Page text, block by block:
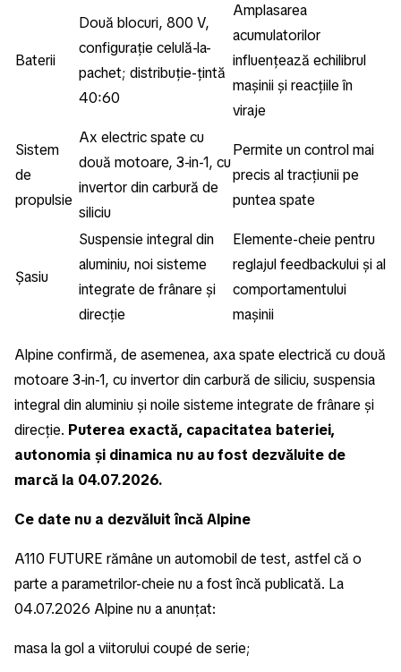
Baterii
Două blocuri, 800 V,
configurație celulă-la-
pachet; distribuție-țintă
40:60
Amplasarea
acumulatorilor
influențează echilibrul
mașinii și reacțiile în
viraje
Sistem
de
propulsie
Ax electric spate cu
două motoare, 3-in-1, cu
invertor din carbură de
siliciu
Permite un control mai
precis al tracțiunii pe
puntea spate
Șasiu
Suspensie integral din
aluminiu, noi sisteme
integrate de frânare și
direcție
Elemente-cheie pentru
reglajul feedbackului și al
comportamentului
mașinii
Alpine confirmă, de asemenea, axa spate electrică cu două
motoare 3-in-1, cu invertor din carbură de siliciu, suspensia
integral din aluminiu și noile sisteme integrate de frânare și
direcție. Puterea exactă, capacitatea bateriei,
autonomia și dinamica nu au fost dezvăluite de
marcă la 04.07.2026.
Ce date nu a dezvăluit încă Alpine
A110 FUTURE rămâne un automobil de test, astfel că o
parte a parametrilor-cheie nu a fost încă publicată. La
04.07.2026 Alpine nu a anunțat:
masa la gol a viitorului coupé de serie;